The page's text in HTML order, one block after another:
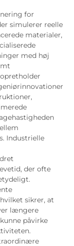
for
simulerer reelle
materialer,
med høj
Industrielle
der ofte
sikrer, at
længere
påvirke